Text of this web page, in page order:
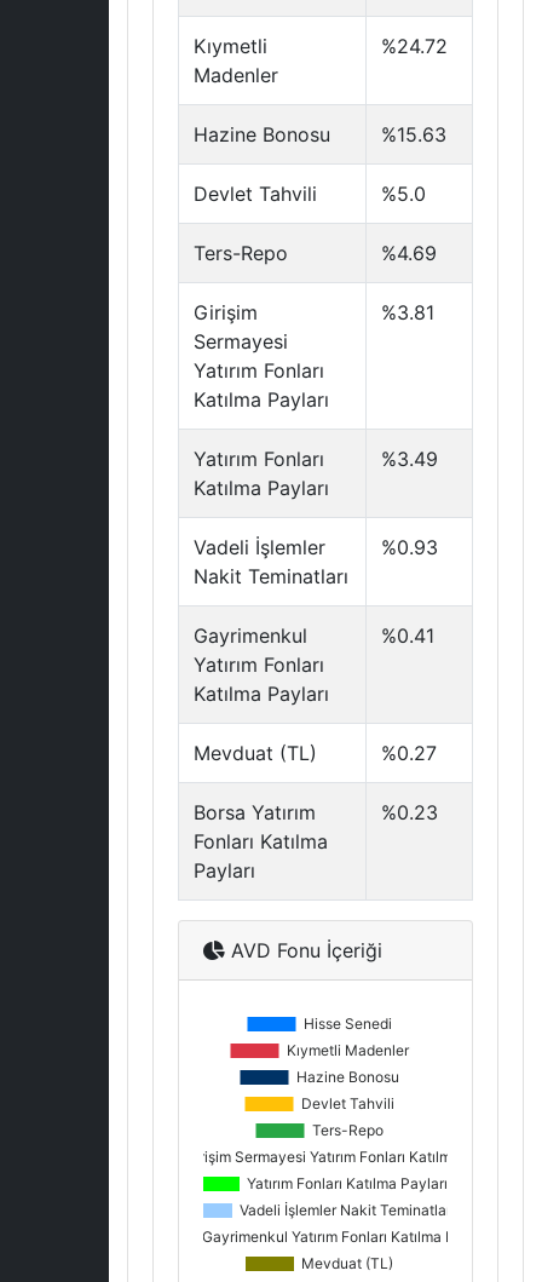
Kıymetli
Madenler
%24.72
Hazine Bonosu %15.63
Devlet Tahvili %5.0
Ters-Repo %4.69
Girişim
Sermayesi
Yatırım Fonları
Katılma Payları
%3.81
Yatırım Fonları
Katılma Payları
%3.49
Vadeli İşlemler
Nakit Teminatları
%0.93
Gayrimenkul
Yatırım Fonları
Katılma Payları
%0.41
Mevduat (TL) %0.27
Borsa Yatırım
Fonları Katılma
Payları
%0.23
AVD Fonu İçeriği